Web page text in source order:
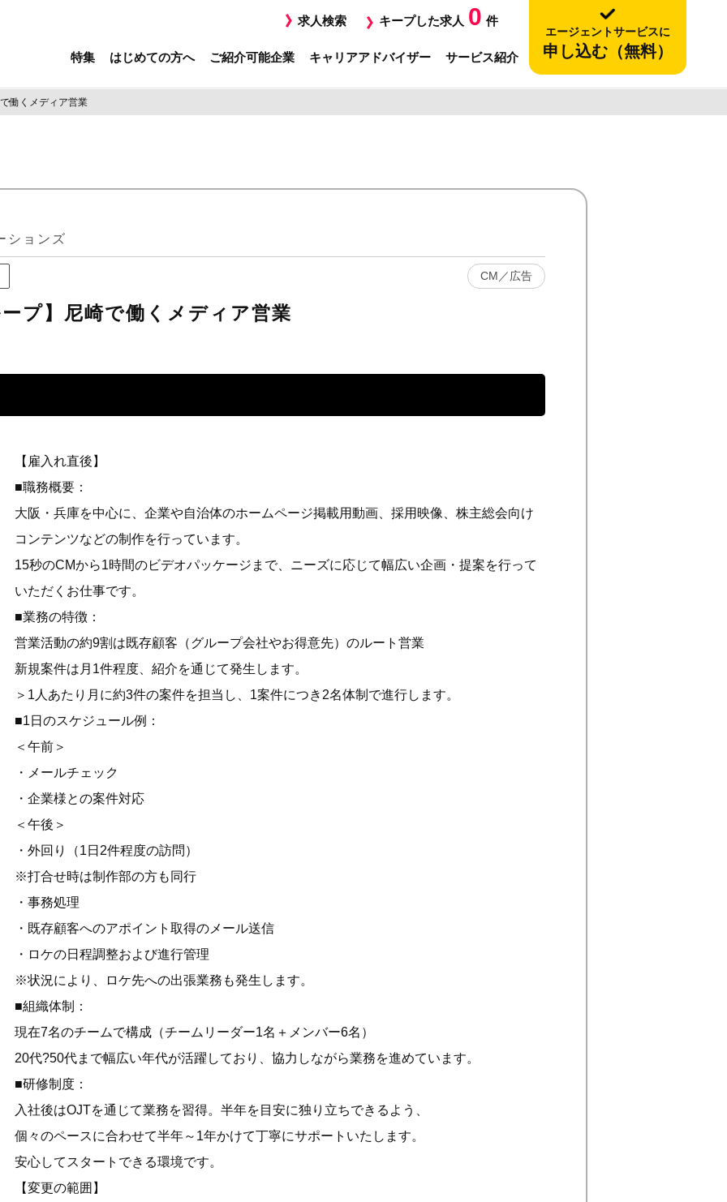
求人検索 キープした求人 0 件
特集 はじめての方へ ご紹介可能企業 キャリアアドバイザー サービス紹介
エージェントサービスに
申し込む（無料）
働くメディア営業
ションズ
CM／広告
プ】尼崎で働くメディア営業
【雇入れ直後】
■職務概要：
大阪・兵庫を中心に、企業や自治体のホームページ掲載用動画、採用映像、株主総会向け
コンテンツなどの制作を行っています。
15秒のCMから1時間のビデオパッケージまで、ニーズに応じて幅広い企画・提案を行って
いただくお仕事です。
■業務の特徴：
営業活動の約9割は既存顧客（グループ会社やお得意先）のルート営業
新規案件は月1件程度、紹介を通じて発生します。
＞1人あたり月に約3件の案件を担当し、1案件につき2名体制で進行します。
■1日のスケジュール例：
＜午前＞
・メールチェック
・企業様との案件対応
＜午後＞
・外回り（1日2件程度の訪問）
※打合せ時は制作部の方も同行
・事務処理
・既存顧客へのアポイント取得のメール送信
・ロケの日程調整および進行管理
※状況により、ロケ先への出張業務も発生します。
■組織体制：
現在7名のチームで構成（チームリーダー1名＋メンバー6名）
20代?50代まで幅広い年代が活躍しており、協力しながら業務を進めています。
■研修制度：
入社後はOJTを通じて業務を習得。半年を目安に独り立ちできるよう、
個々のペースに合わせて半年～1年かけて丁寧にサポートいたします。
安心してスタートできる環境です。
【変更の範囲】